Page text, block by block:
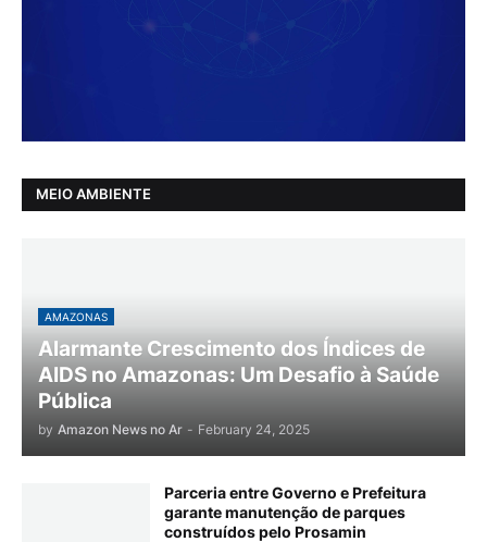
MEIO AMBIENTE
AMAZONAS
Alarmante Crescimento dos Índices de
AIDS no Amazonas: Um Desafio à Saúde
Pública
by Amazon News no Ar - February 24, 2025
Parceria entre Governo e Prefeitura
garante manutenção de parques
construídos pelo Prosamin